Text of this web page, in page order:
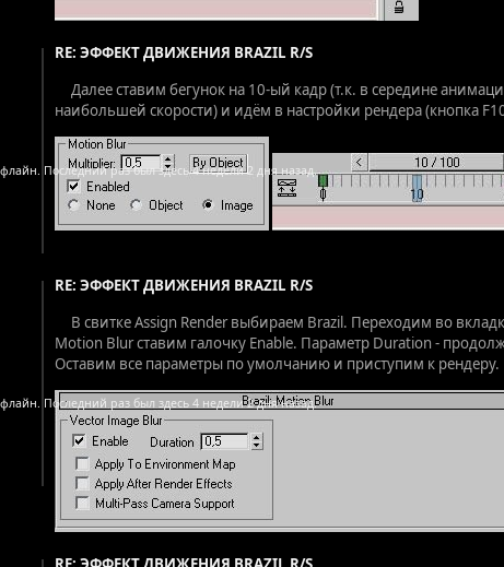
RE: ЭФФЕКТ ДВИЖЕНИЯ BRAZIL R/S
Далее ставим бегунок на 10-ый кадр (т.к. в середине
наибольшей скорости) и идём в настройки рендера (кнопка
RE: ЭФФЕКТ ДВИЖЕНИЯ BRAZIL R/S
В свитке Assign Render выбираем Brazil. Переходим во
Motion Blur ставим галочку Enable. Параметр Duration -
Оставим все параметры по умолчанию и приступим к рендеру.